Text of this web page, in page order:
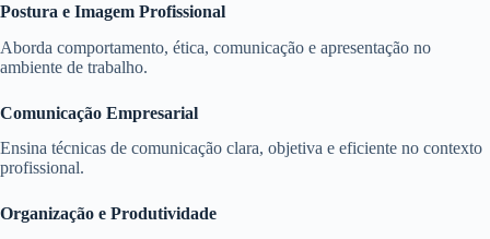
Postura e Imagem Profissional
Aborda comportamento, ética, comunicação e apresentação no
ambiente de trabalho.
Comunicação Empresarial
Ensina técnicas de comunicação clara, objetiva e eficiente no contexto
profissional.
Organização e Produtividade